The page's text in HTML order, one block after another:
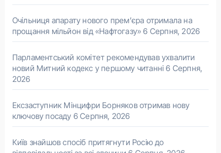
Очільниця апарату нового прем’єра отримала на
прощання мільйон від «Нафтогазу» 6 Серпня, 2026
Парламентський комітет рекомендував ухвалити
новий Митний кодекс у першому читанні 6 Серпня,
2026
Ексзаступник Мінцифри Борняков отримав нову
ключову посаду 6 Серпня, 2026
Київ знайшов спосіб притягнути Росію до